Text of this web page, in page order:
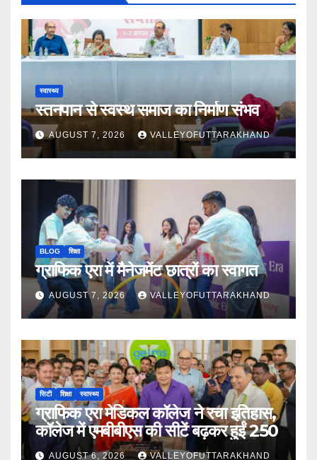
स्वास्थ्य
स्तनपान से स्वस्थ समाज का निर्माण संभव
AUGUST 7, 2026 VALLEYOFUTTARAKHAND
BLOG शिक्षा
ग्राफिक एरा में मैनेजमेंट छात्रों का स्वागत
AUGUST 7, 2026 VALLEYOFUTTARAKHAND
सिटी शिक्षा स्वास्थ्य
ग्राफिक एरा मेडिकल कॉलेज ने रचा इतिहास,
कॉलेज में एमबीबीएस की सीटें बढ़कर हुईं 250
AUGUST 6, 2026 VALLEYOFUTTARAKHAND